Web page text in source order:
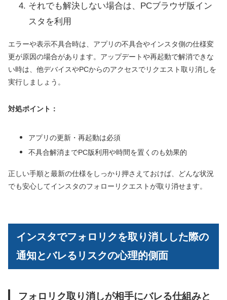
それでも解決しない場合は、PCブラウザ版イン
スタを利用
エラーや表示不具合時は、アプリの不具合やインスタ側の仕様変
更が原因の場合があります。アップデートや再起動で解消できな
い時は、他デバイスやPCからのアクセスでリクエスト取り消しを
実行しましょう。
対処ポイント：
アプリの更新・再起動は必須
不具合解消までPC版利用や時間を置くのも効果的
正しい手順と最新の仕様をしっかり押さえておけば、どんな状況
でも安心してインスタのフォローリクエストが取り消せます。
インスタでフォロリクを取り消しした際の
通知とバレるリスクの心理的側面
フォロリク取り消しが相手にバレる仕組みと